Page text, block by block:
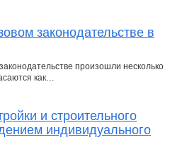
законодательстве в
произошли несколько
как…
и строительного
индивидуального